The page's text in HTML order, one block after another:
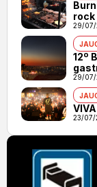
rock
29/07/
12º
29/07/
23/07/